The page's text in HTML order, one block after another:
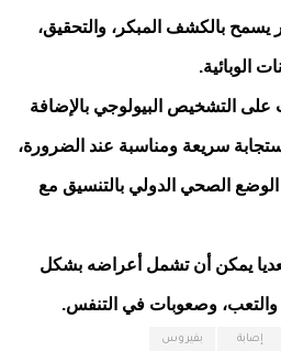
يسمح بالكشف المبكر، والتحقيق،
الوبائية.
على التشخيص البيولوجي بالإضافة
سريعة ومناسبة عند الضرورة،
الوضع الصحي الدولي بالتنسيق مع
يمكن أن تشمل أعراضه بشكل
وصعوبات في التنفس.
إصابة بفيروس